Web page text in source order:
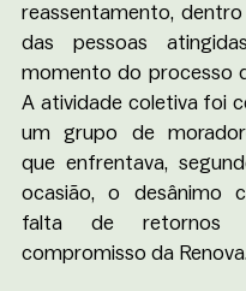
reassentamento,
das pessoas
momento do processo
A atividade coletiva foi
um grupo de
que enfrentava,
ocasião, o desânimo
falta de retornos
compromisso da Renova.